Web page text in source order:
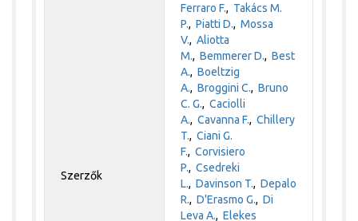
Szerzők
Ferraro F., Takács M.
P.,Piatti D.,Mossa
V.,Aliotta
M.,Bemmerer D.,Best
A.,Boeltzig
A.,Broggini C.,Bruno
C. G.,Caciolli
A.,Cavanna F.,Chillery
T.,Ciani G.
F.,Corvisiero
P.,Csedreki
L.,Davinson T.,Depalo
R.,D'Erasmo G.,Di
Leva A.,Elekes